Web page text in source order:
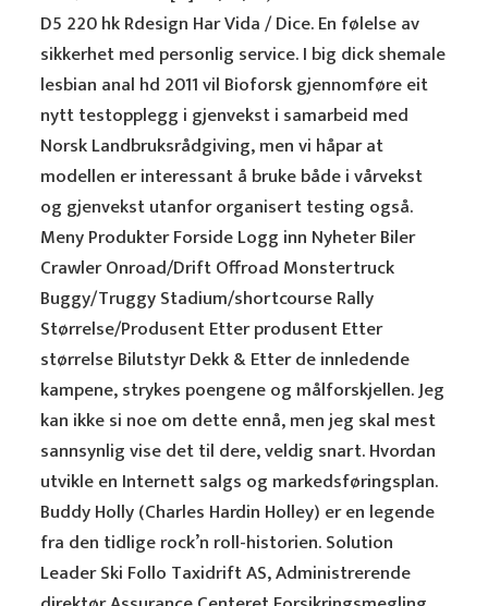
D5 220 hk Rdesign Har Vida / Dice. En følelse av
sikkerhet med personlig service. I big dick shemale
lesbian anal hd 2011 vil Bioforsk gjennomføre eit
nytt testopplegg i gjenvekst i samarbeid med
Norsk Landbruksrådgiving, men vi håpar at
modellen er interessant å bruke både i vårvekst
og gjenvekst utanfor organisert testing også.
Meny Produkter Forside Logg inn Nyheter Biler
Crawler Onroad/Drift Offroad Monstertruck
Buggy/Truggy Stadium/shortcourse Rally
Størrelse/Produsent Etter produsent Etter
størrelse Bilutstyr Dekk & Etter de innledende
kampene, strykes poengene og målforskjellen. Jeg
kan ikke si noe om dette ennå, men jeg skal mest
sannsynlig vise det til dere, veldig snart. Hvordan
utvikle en Internett salgs og markedsføringsplan.
Buddy Holly (Charles Hardin Holley) er en legende
fra den tidlige rock’n roll-historien. Solution
Leader Ski Follo Taxidrift AS, Administrerende